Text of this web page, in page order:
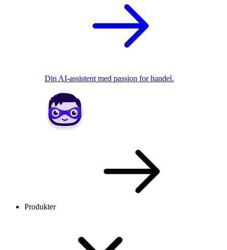
Din AI-assistent med passion for handel.
Produkter